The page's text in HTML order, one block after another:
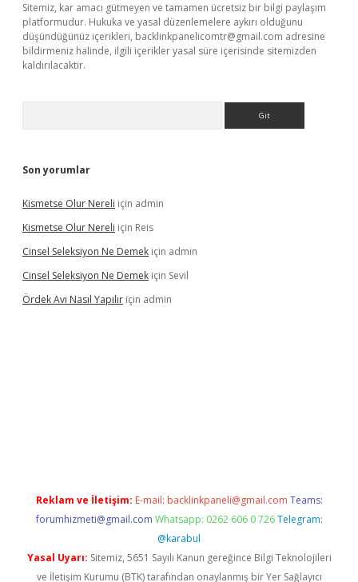
Sitemiz, kar amacı gütmeyen ve tamamen ücretsiz bir bilgi paylaşım
platformudur. Hukuka ve yasal düzenlemelere aykırı olduğunu
düşündüğünüz içerikleri, backlinkpanelicomtr@gmail.com adresine
bildirmeniz halinde, ilgili içerikler yasal süre içerisinde sitemizden
kaldırılacaktır.
Son yorumlar
Kismetse Olur Nereli için admin
Kismetse Olur Nereli için Reis
Cinsel Seleksiyon Ne Demek için admin
Cinsel Seleksiyon Ne Demek için Sevil
Ördek Avı Nasıl Yapılır için admin
Reklam ve İletişim: E-mail: backlinkpaneli@gmail.com Teams:
forumhizmeti@gmail.com Whatsapp: 0262 606 0 726 Telegram:
@karabul
Yasal Uyarı: Sitemiz, 5651 Sayılı Kanun gereğince Bilgi Teknolojileri
ve İletişim Kurumu (BTK) tarafından onaylanmış bir Yer Sağlayıcı